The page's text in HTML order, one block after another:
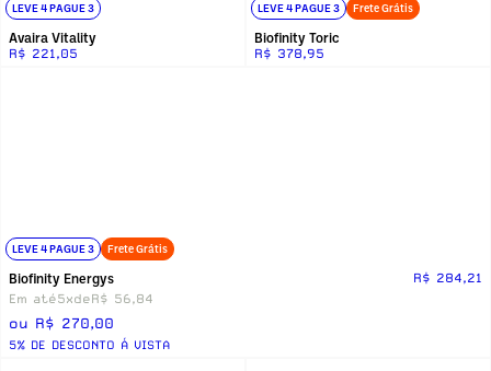
LEVE 4 PAGUE 3
Avaira Vitality
R$ 221,05
LEVE 4 PAGUE 3 Frete Grátis
Biofinity Toric
R$ 378,95
LEVE 4 PAGUE 3 Frete Grátis
Biofinity Energys
R$ 284,21
Em até5xdeR$ 56,84
ou R$ 270,00
5% DE DESCONTO Á VISTA